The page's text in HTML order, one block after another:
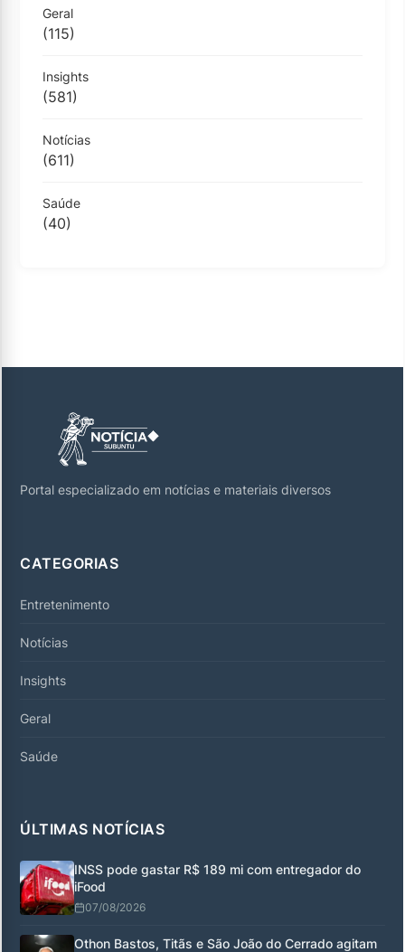
Geral
(115)
Insights
(581)
Notícias
(611)
Saúde
(40)
Portal especializado em notícias e materiais diversos
CATEGORIAS
Entretenimento
Notícias
Insights
Geral
Saúde
ÚLTIMAS NOTÍCIAS
INSS pode gastar R$ 189 mi com entregador do
iFood
07/08/2026
Othon Bastos, Titãs e São João do Cerrado agitam